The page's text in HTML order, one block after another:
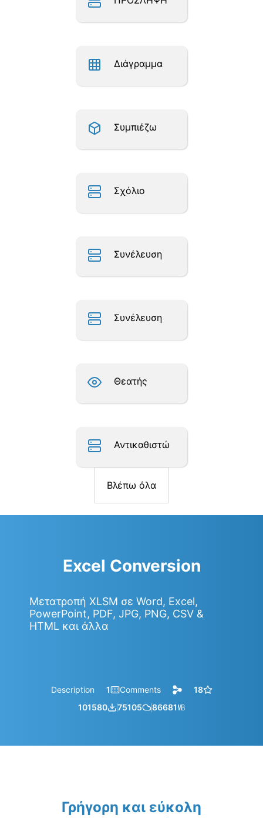
Διάγραμμα
Συμπιέζω
Σχόλιο
Συνέλευση
Συνέλευση
Θεατής
Αντικαθιστώ
Βλέπω όλα
Excel Conversion
Μετατροπή XLSM σε Word, Excel,
PowerPoint, PDF, JPG, PNG, CSV &
HTML και άλλα
Description 1 Comments
18
101580
75105 86681㎆︎
Γρήγορη και εύκολη